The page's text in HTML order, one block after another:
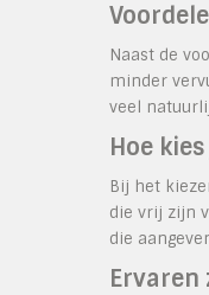
Naast de
minder
veel
Hoe
Bij het
die vrij zijn
die
Ervaren